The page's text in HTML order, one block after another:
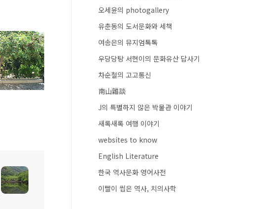
오세윤의 photogallery
유춘동의 도서문화와 세책
여송은의 뮤지엄톡톡
우당당탕 서현이의 문화유산 답사기
차순철의 고고통신
南山雜談
J의 특별하지 않은 박물관 이야기
새록새록 여행 이야기
websites to know
English Literature
한국 역사문화 영어사전
이빨이 씹은 역사, 치의사학